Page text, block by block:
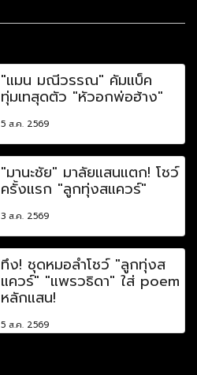
"แมน มณีวรรณ" คัมแบ็ค
ทุ่มเทสุดตัว "หัวอกพ่อฮ้าง"
5 ส.ค. 2569
"มานะชัย" มาลัยแสนแตก! โชว์
ครั้งแรก "ลูกทุ่งสแควร์"
3 ส.ค. 2569
ทึ่ง! ชุดหมอลำโชว์ "ลูกทุ่งส
แควร์" "แพรวธิดา" ใส่ poem
หลักแสน!
5 ส.ค. 2569